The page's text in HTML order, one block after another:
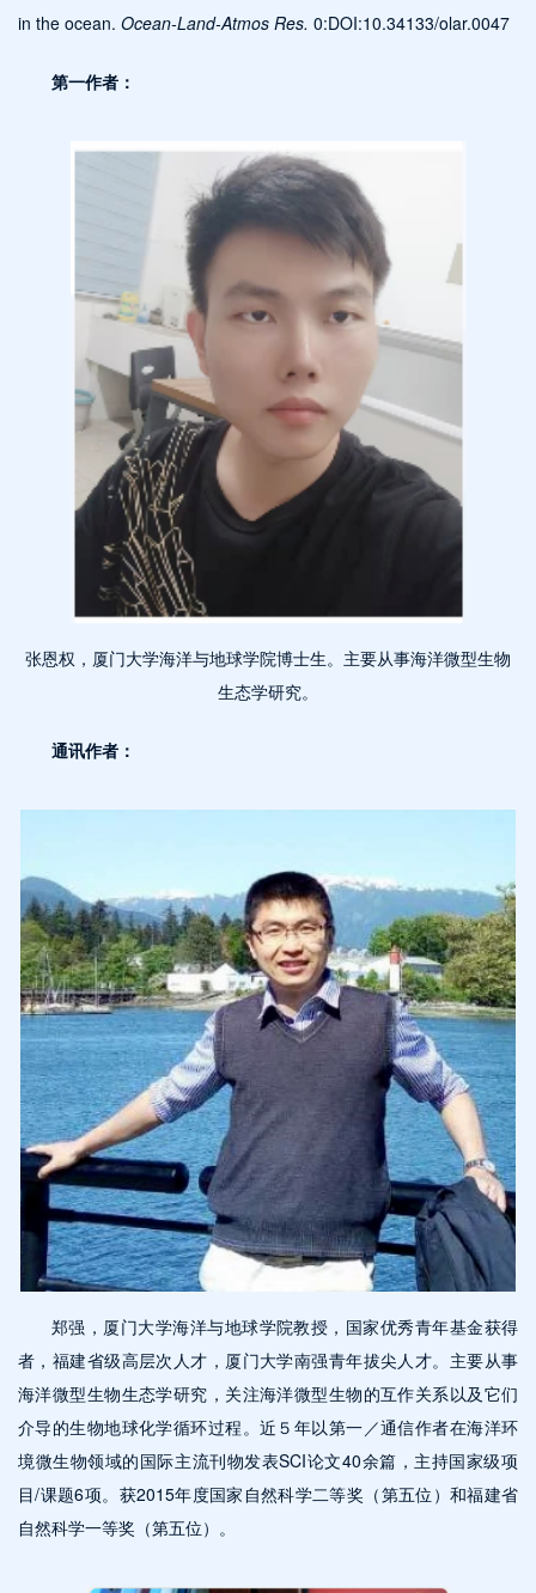
in the ocean. Ocean-Land-Atmos Res. 0:DOI:10.34133/olar.0047
第一作者：
张恩权，厦门大学海洋与地球学院博士生。主要从事海洋微型生物
生态学研究。
通讯作者：
郑强，厦门大学海洋与地球学院教授，国家优秀青年基金获得
者，福建省级高层次人才，厦门大学南强青年拔尖人才。主要从事
海洋微型生物生态学研究，关注海洋微型生物的互作关系以及它们
介导的生物地球化学循环过程。近５年以第一／通信作者在海洋环
境微生物领域的国际主流刊物发表SCI论文40余篇，主持国家级项
目/课题6项。获2015年度国家自然科学二等奖（第五位）和福建省
自然科学一等奖（第五位）。